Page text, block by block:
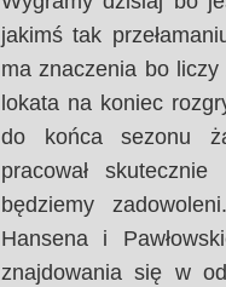
jakimś tak
ma znaczenia bo
lokata na koniec
do końca sezonu
pracował
będziemy
Hansena i
znajdowania się w